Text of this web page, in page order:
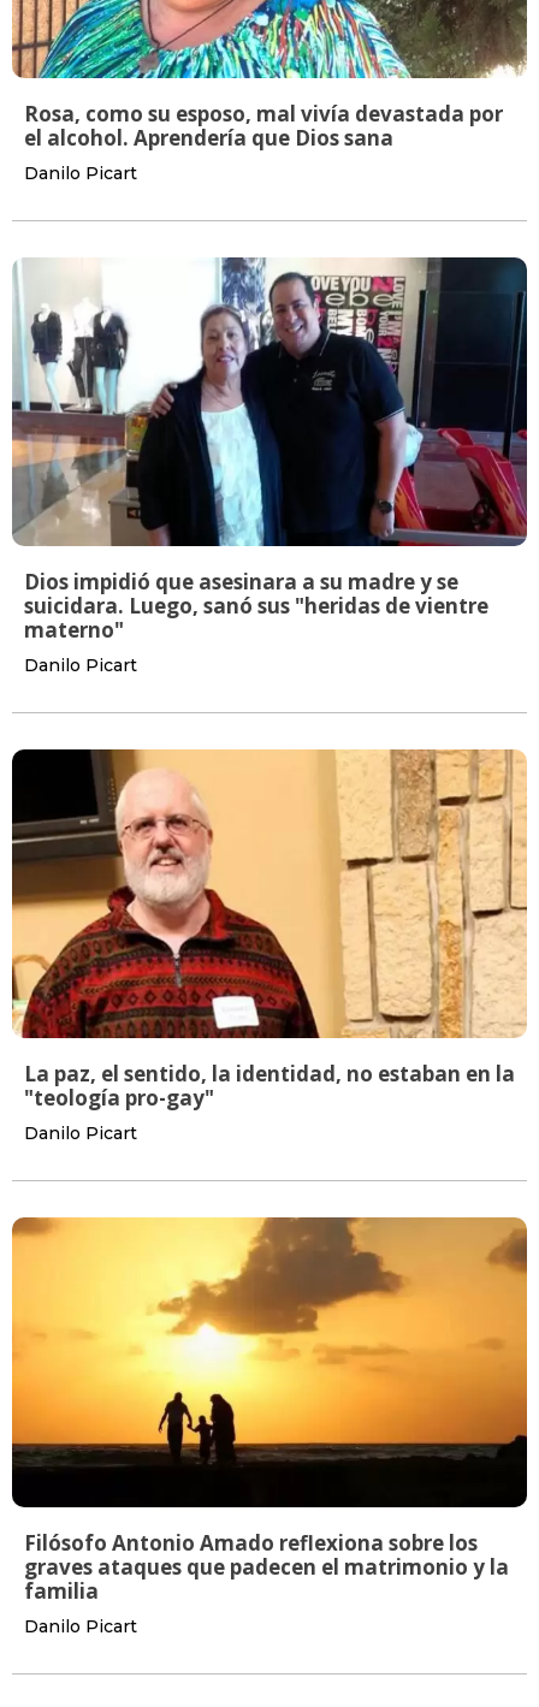
Rosa, como su esposo, mal vivía devastada por
el alcohol. Aprendería que Dios sana
Danilo Picart
Dios impidió que asesinara a su madre y se
suicidara. Luego, sanó sus "heridas de vientre
materno"
Danilo Picart
La paz, el sentido, la identidad, no estaban en la
"teología pro-gay"
Danilo Picart
Filósofo Antonio Amado reflexiona sobre los
graves ataques que padecen el matrimonio y la
familia
Danilo Picart